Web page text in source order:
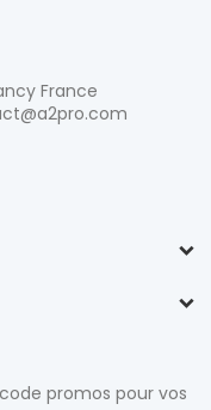
France
promos pour vos